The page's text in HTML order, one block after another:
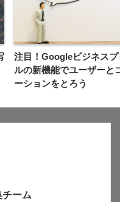
注目！Googleビジネス
ルの新機能でユーザーと
ーションをとろう
チーム